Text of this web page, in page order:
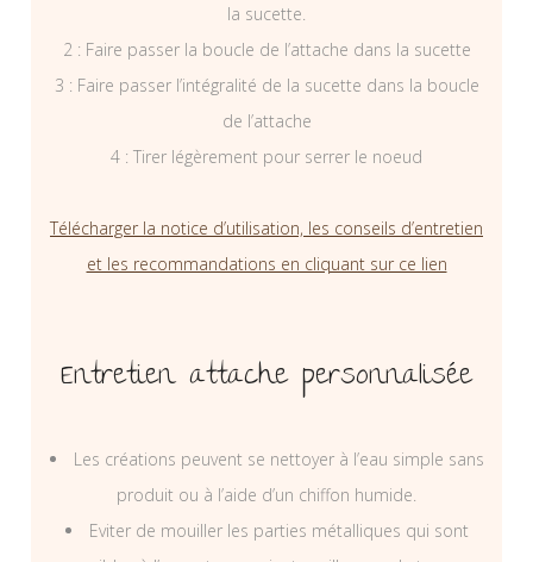
la sucette.
2 : Faire passer la boucle de l’attache dans la sucette
3 : Faire passer l’intégralité de la sucette dans la boucle
de l’attache
4 : Tirer légèrement pour serrer le noeud
Télécharger la notice d’utilisation, les conseils d’entretien
et les recommandations en cliquant sur ce lien
Entretien attache personnalisée
Les créations peuvent se nettoyer à l’eau simple sans
produit ou à l’aide d’un chiffon humide.
Eviter de mouiller les parties métalliques qui sont